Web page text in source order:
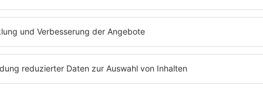
abspielen
AT HOME